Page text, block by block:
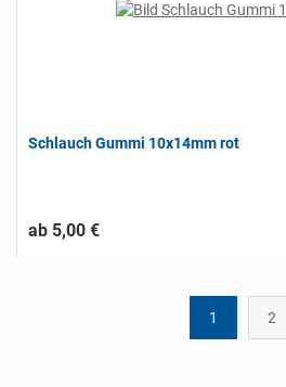
Schlauch Gummi 10x14mm rot
ab 5,00 €
1 2